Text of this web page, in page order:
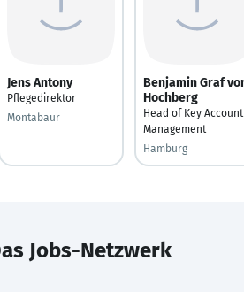
Jens Antony
Pflegedirektor
Montabaur
Benjamin Graf
Hochberg
Head of Key Account
Management
Hamburg
Jobs-Netzwerk